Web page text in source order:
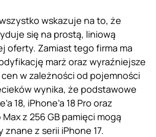
wskazuje na to, że
się na prostą, liniową
oferty. Zamiast tego firma ma
marż oraz wyraźniejsze
w zależności od pojemności
wynika, że podstawowe
18, iPhone’a 18 Pro oraz
Max z 256 GB pamięci mogą
z serii iPhone 17.